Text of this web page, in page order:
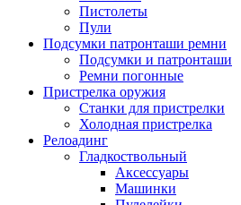
Пистолеты
Пули
Подсумки патронташи ремни
Подсумки и патронташи
Ремни погонные
Пристрелка оружия
Станки для пристрелки
Холодная пристрелка
Релоадинг
Гладкоствольный
Аксессуары
Машинки